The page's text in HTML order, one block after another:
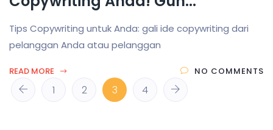
Tips Copywriting untuk Anda: gali ide copywriting dari
pelanggan Anda atau pelanggan
READ MORE NO COMMENTS
1 2 3 4